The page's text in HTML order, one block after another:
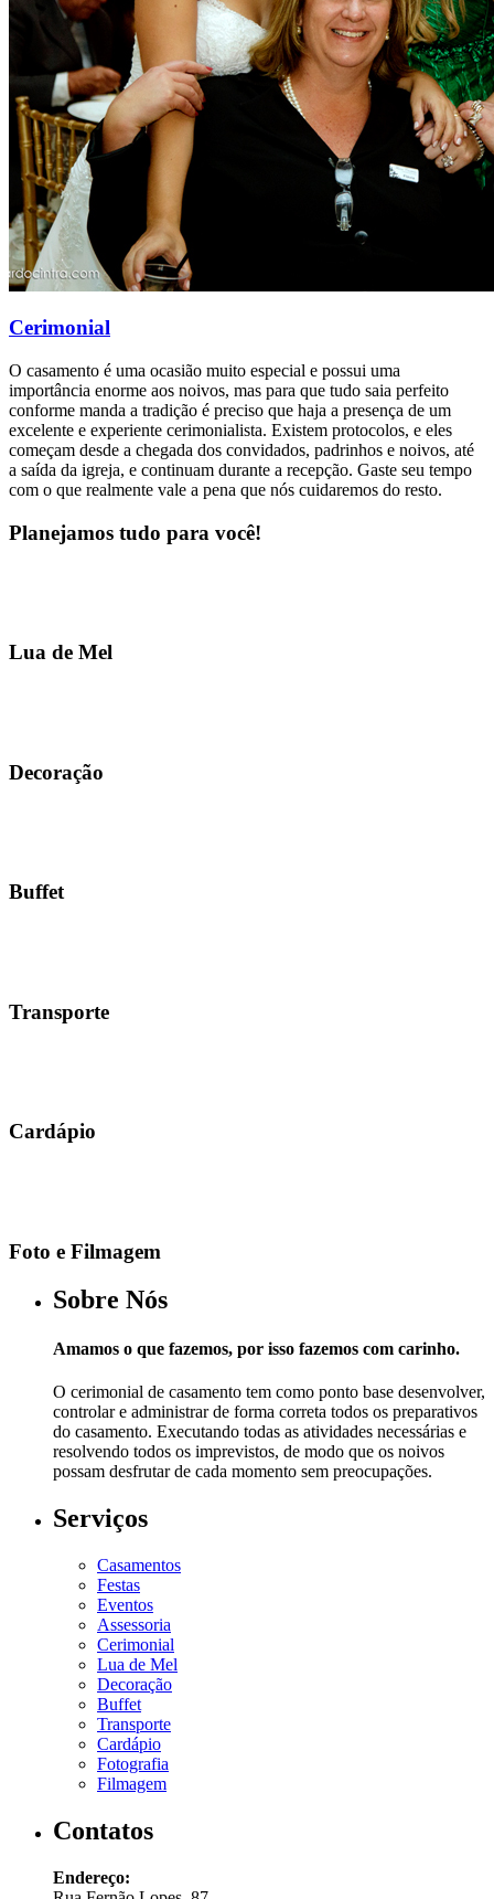
Cerimonial
O casamento é uma ocasião muito especial e possui uma
importância enorme aos noivos, mas para que tudo saia perfeito
conforme manda a tradição é preciso que haja a presença de um
excelente e experiente cerimonialista. Existem protocolos, e eles
começam desde a chegada dos convidados, padrinhos e noivos, até
a saída da igreja, e continuam durante a recepção. Gaste seu tempo
com o que realmente vale a pena que nós cuidaremos do resto.
Planejamos tudo para você!
Lua de Mel
Decoração
Buffet
Transporte
Cardápio
Foto e Filmagem
Sobre Nós
Amamos o que fazemos, por isso fazemos com carinho.
O cerimonial de casamento tem como ponto base desenvolver,
controlar e administrar de forma correta todos os preparativos
do casamento. Executando todas as atividades necessárias e
resolvendo todos os imprevistos, de modo que os noivos
possam desfrutar de cada momento sem preocupações.
Serviços
Casamentos
Festas
Eventos
Assessoria
Cerimonial
Lua de Mel
Decoração
Buffet
Transporte
Cardápio
Fotografia
Filmagem
Contatos
Endereço: